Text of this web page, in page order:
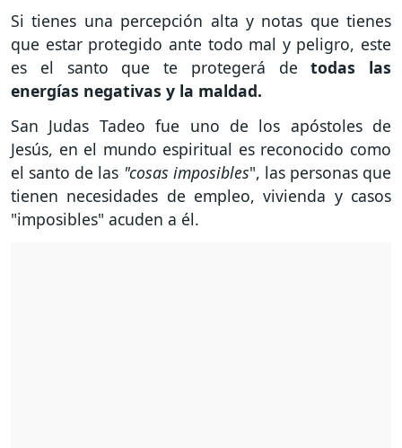
Si tienes una percepción alta y notas que tienes
que estar protegido ante todo mal y peligro, este
es el santo que te protegerá detodas las
energías negativas y la maldad.
San Judas Tadeo fue uno de los apóstoles de
Jesús, en el mundo espiritual es reconocido como
el santo de las "cosas imposibles", las personas que
tienen necesidades de empleo, vivienda y casos
"imposibles" acuden a él.